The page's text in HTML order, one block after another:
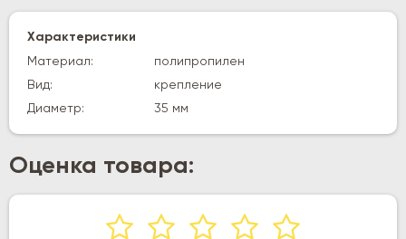
Характеристики
Материал:
полипропилен
Вид:
крепление
Диаметр:
35 мм
Оценка товара: